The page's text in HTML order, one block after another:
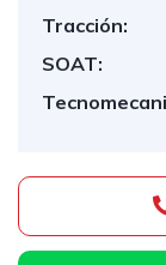
Tracción:
SOAT: